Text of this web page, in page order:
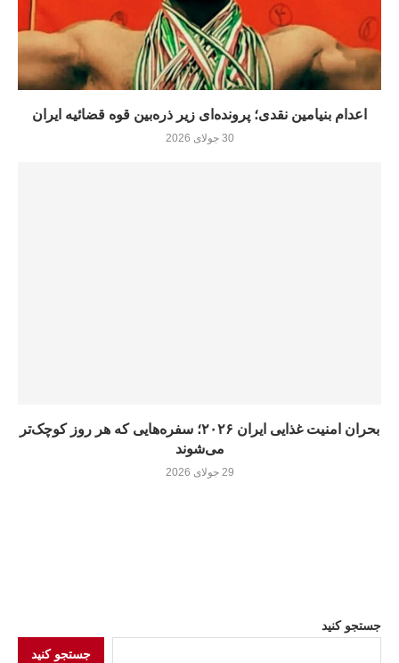
اعدام بنیامین نقدی؛ پرونده‌ای زیر ذره‌بین قوه قضائیه ایران
30 جولای 2026
بحران امنیت غذایی ایران ۲۰۲۶؛ سفره‌هایی که هر روز کوچک‌تر
می‌شوند
29 جولای 2026
جستجو کنید
جستجو کنید